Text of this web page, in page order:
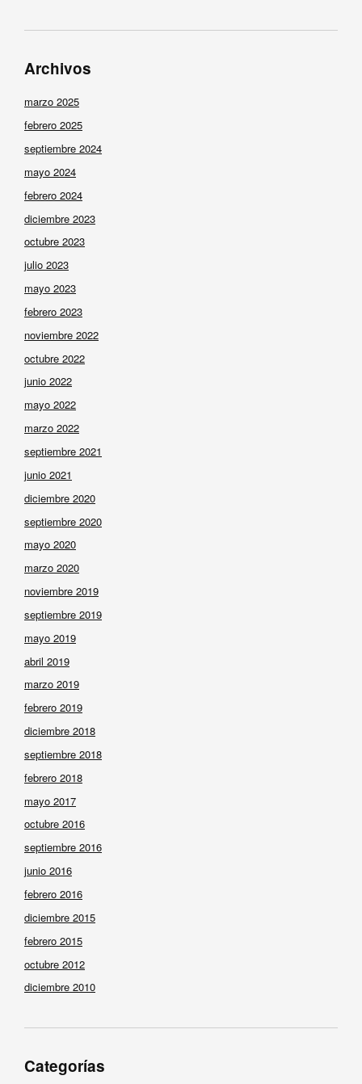
Archivos
marzo 2025
febrero 2025
septiembre 2024
mayo 2024
febrero 2024
diciembre 2023
octubre 2023
julio 2023
mayo 2023
febrero 2023
noviembre 2022
octubre 2022
junio 2022
mayo 2022
marzo 2022
septiembre 2021
junio 2021
diciembre 2020
septiembre 2020
mayo 2020
marzo 2020
noviembre 2019
septiembre 2019
mayo 2019
abril 2019
marzo 2019
febrero 2019
diciembre 2018
septiembre 2018
febrero 2018
mayo 2017
octubre 2016
septiembre 2016
junio 2016
febrero 2016
diciembre 2015
febrero 2015
octubre 2012
diciembre 2010
Categorías